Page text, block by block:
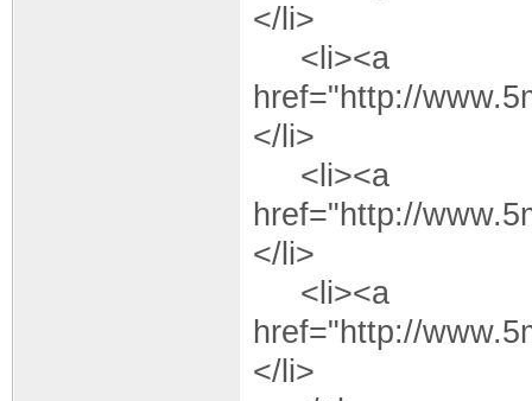
</li>
<li><a
href="http://
</li>
<li><a
href="http://
</li>
<li><a
href="http://
</li>